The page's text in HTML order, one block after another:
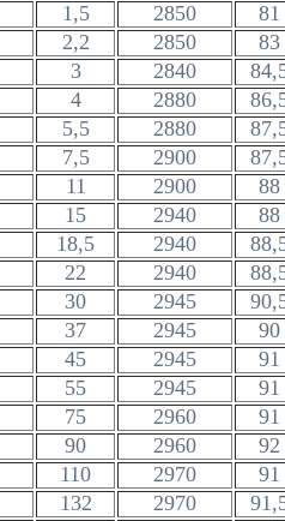
1,5 2850 81
2,2 2850 83
3 2840
4 2880
5,5 2880
7,5 2900
11 2900 88
15 2940 88
18,5 2940
22 2940
30 2945
37 2945 90
45 2945 91
55 2945 91
75 2960 91
90 2960 92
110 2970 91
132 2970